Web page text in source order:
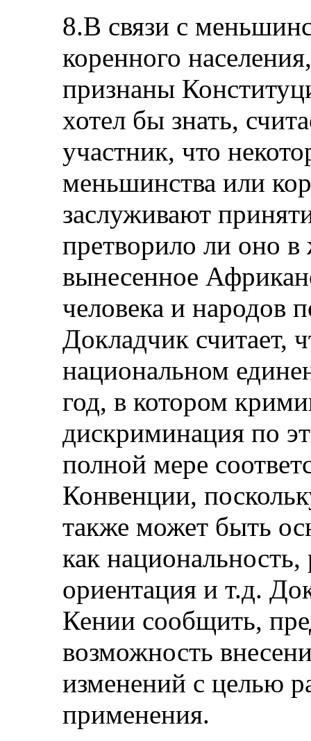
8.В связи с
коренного
признаны
хотел бы знать,
участник, что
меньшинства или
заслуживают
претворило ли оно
вынесенное
человека и народов
Докладчик считает,
национальном
год, в котором
дискриминация по
полной мере
Конвенции,
также может быть
как национальность,
ориентация и т.д.
Кении сообщить,
возможность
изменений с целью
применения.